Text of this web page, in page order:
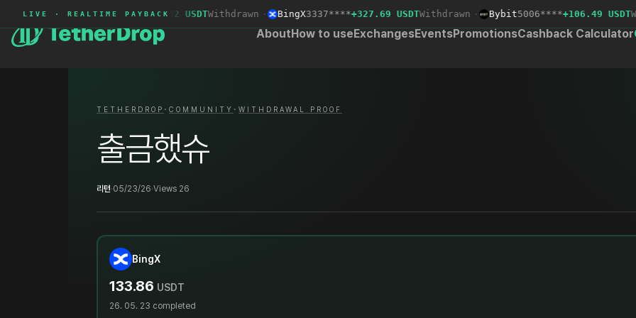
LIVE · REALTIME PAYBACK
Deepcoin9532*** +53.82 USDTWithdrawn · BingX3337****+327.69 USDTWithdrawn · Bybit5006****+106.49 USDT
AboutHow to useExchangesEventsPromotionsCashback Calculator
TETHERDROP · COMMUNITY · WITHDRAWAL PROOF
출금했슈
리턴·05/23/26·Views 26
BingX
133.86 USDT
26. 05. 23 completed